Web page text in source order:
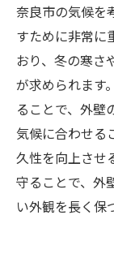
奈良市の気候を
すために非常に
おり、冬の寒さ
が求められます
ることで、外壁
気候に合わせる
久性を向上させ
守ることで、外
い外観を長く保